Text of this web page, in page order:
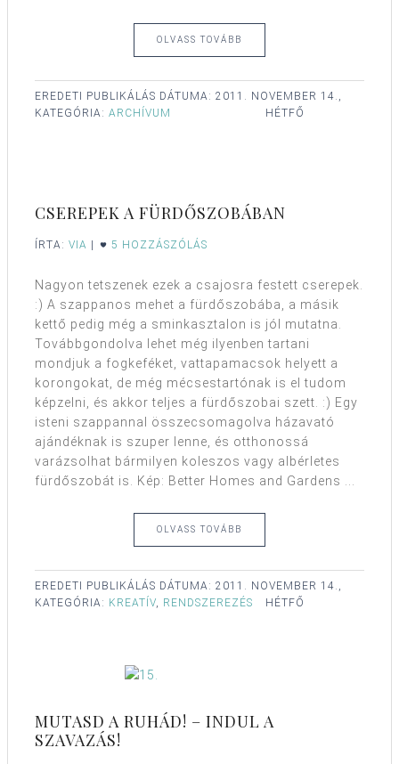
OLVASS TOVÁBB
EREDETI PUBLIKÁLÁS DÁTUMA: 2011. NOVEMBER 14.,
HÉTFŐ
KATEGÓRIA: ARCHÍVUM
CSEREPEK A FÜRDŐSZOBÁBAN
ÍRTA: VIA | 5 HOZZÁSZÓLÁS
Nagyon tetszenek ezek a csajosra festett cserepek.
:) A szappanos mehet a fürdőszobába, a másik
kettő pedig még a sminkasztalon is jól mutatna.
Továbbgondolva lehet még ilyenben tartani
mondjuk a fogkeféket, vattapamacsok helyett a
korongokat, de még mécsestartónak is el tudom
képzelni, és akkor teljes a fürdőszobai szett. :) Egy
isteni szappannal összecsomagolva házavató
ajándéknak is szuper lenne, és otthonossá
varázsolhat bármilyen koleszos vagy albérletes
fürdőszobát is. Kép: Better Homes and Gardens ...
OLVASS TOVÁBB
EREDETI PUBLIKÁLÁS DÁTUMA: 2011. NOVEMBER 14.,
HÉTFŐ
KATEGÓRIA: KREATÍV RENDSZEREZÉS
MUTASD A RUHÁD! – INDUL A
SZAVAZÁS!